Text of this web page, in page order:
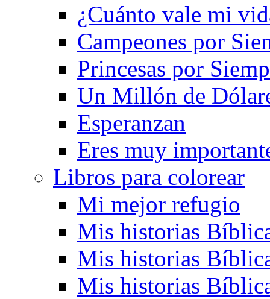
¿Cuánto vale mi
Campeones por
Princesas por
Un Millón de
Esperanzan
Eres muy
Libros para colorear
Mi mejor refugio
Mis historias
Mis historias
Mis historias